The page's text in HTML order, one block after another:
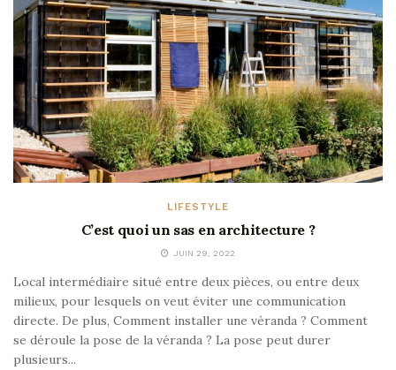
LIFESTYLE
C’est quoi un sas en architecture ?
JUIN 29, 2022
Local intermédiaire situé entre deux pièces, ou entre deux
milieux, pour lesquels on veut éviter une communication
directe. De plus, Comment installer une véranda ? Comment
se déroule la pose de la véranda ? La pose peut durer
plusieurs...